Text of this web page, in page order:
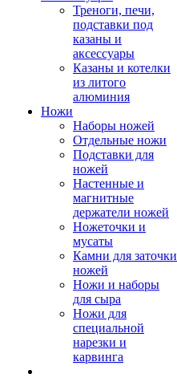
Треноги, печи,
подставки под
казаны и
аксессуары
Казаны и котелки
из литого
алюминия
Ножи
Наборы ножей
Отдельные ножи
Подставки для
ножей
Настенные и
магнитные
держатели ножей
Ножеточки и
мусаты
Камни для заточки
ножей
Ножи и наборы
для сыра
Ножи для
специальной
нарезки и
карвинга